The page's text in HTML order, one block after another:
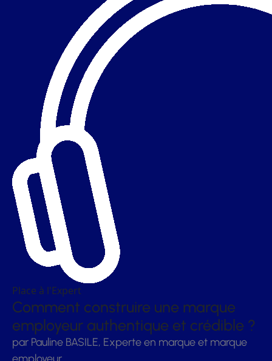
Place à l'Expert
Comment construire une marque
employeur authentique et crédible ?
par Pauline BASILE, Experte en marque et marque